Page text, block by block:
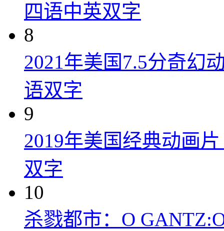
四语中英双字
8
2021年美国7.5分奇幻
语双字
9
2019年美国经典动画
双字
10
杀戮都市：O